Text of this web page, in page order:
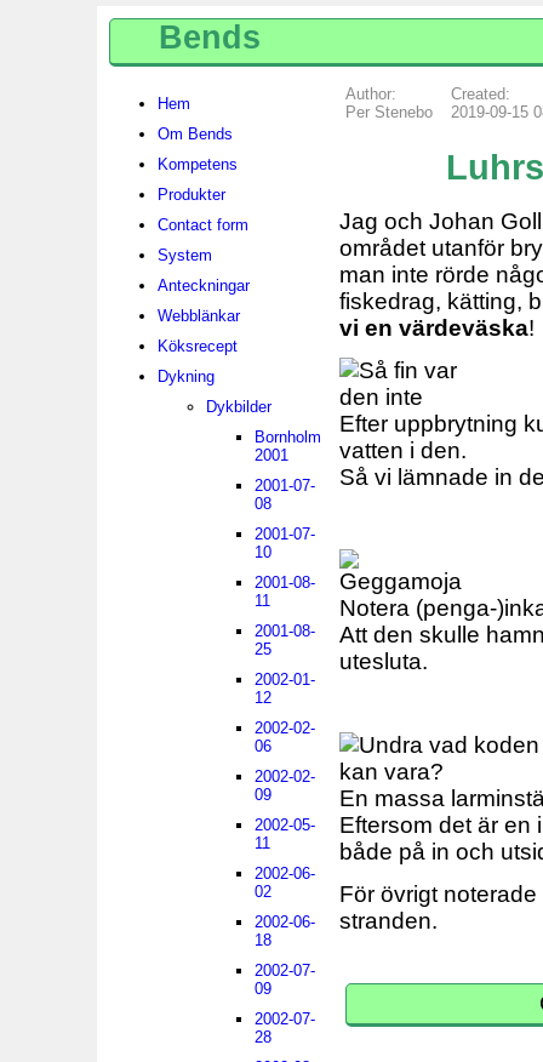
Bends
Hem
Om Bends
Kompetens
Produkter
Contact form
System
Anteckningar
Webblänkar
Köksrecept
Dykning
Dykbilder
Bornholm
2001
2001-07-
08
2001-07-
10
2001-08-
11
2001-08-
25
2002-01-
12
2002-02-
06
2002-02-
09
2002-05-
11
2002-06-
02
2002-06-
18
2002-07-
09
2002-07-
28
Author:
Per Stenebo
Created:
2019-09-15
Jag och Johan
området utanför
man inte rörde
fiskedrag, kätting,
vi en värdeväska!
Efter uppbrytning
vatten i den.
Så vi lämnade in
Notera (penga-
Att den skulle
utesluta.
En massa
Eftersom det är en
både på in och
För övrigt
stranden.